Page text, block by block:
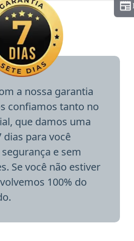
a nossa garantia
confiamos tanto no
que damos uma
dias para você
e sem
Se você não estiver
100% do